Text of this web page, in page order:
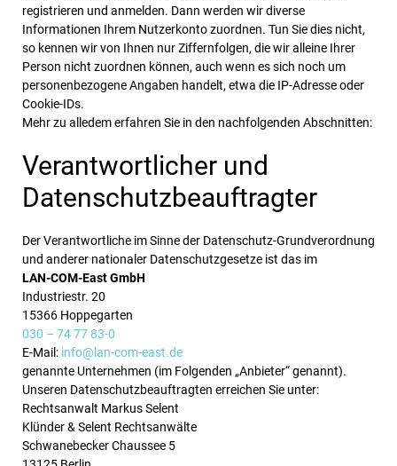
registrieren und anmelden. Dann werden wir diverse
Informationen Ihrem Nutzerkonto zuordnen. Tun Sie dies nicht,
so kennen wir von Ihnen nur Ziffernfolgen, die wir alleine Ihrer
Person nicht zuordnen können, auch wenn es sich noch um
personenbezogene Angaben handelt, etwa die IP-Adresse oder
Cookie-IDs.
Mehr zu alledem erfahren Sie in den nachfolgenden Abschnitten:
Verantwortlicher und
Datenschutzbeauftragter
Der Verantwortliche im Sinne der Datenschutz-Grundverordnung
und anderer nationaler Datenschutzgesetze ist das im
LAN-COM-EastGmbH
Industriestr. 20
15366 Hoppegarten
030 – 74 77 83-0
E-Mail: info@lan-com-east.de
genannte Unternehmen (im Folgenden „Anbieter“ genannt).
Unseren Datenschutzbeauftragten erreichen Sie unter:
Rechtsanwalt Markus Selent
Klünder & Selent Rechtsanwälte
Schwanebecker Chaussee 5